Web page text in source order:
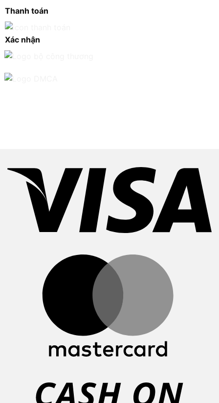
Thanh toán
Xác nhận